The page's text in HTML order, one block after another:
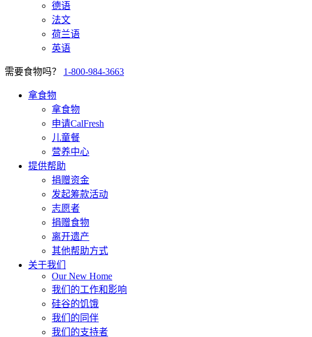
德语
法文
荷兰语
英语
需要食物吗？ 1-800-984-3663
拿食物
拿食物
申请CalFresh
儿童餐
营养中心
提供帮助
捐赠资金
发起筹款活动
志愿者
捐赠食物
离开遗产
其他帮助方式
关于我们
Our New Home
我们的工作和影响
硅谷的饥饿
我们的同伴
我们的支持者